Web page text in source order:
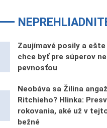
Zaujímavé posily a
chce byť pre súperov
pevnosťou
Neobáva sa Žilina
Ritchieho? Hlinka:
rokovania, aké už v
bežné